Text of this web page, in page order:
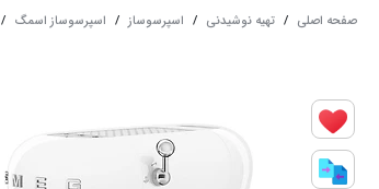
صفحه اصلی / تهیه نوشیدنی / اسپرسوساز / اسپرسوساز اسمگ /